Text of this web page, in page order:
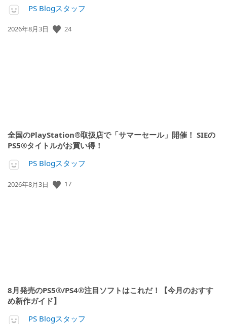
PS Blogスタッフ
公
2026年8月3日 24
全国のPlayStation®取扱店で「サマーセール」開催！ SIEの
PS5®タイトルがお買い得！
PS Blogスタッフ
公
2026年8月3日 17
8月発売のPS5®/PS4®注目ソフトはこれだ！【今月のおすす
め新作ガイド】
PS Blogスタッフ